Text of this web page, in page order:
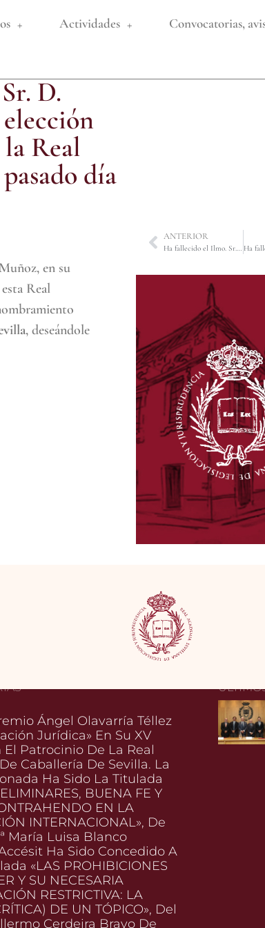
Actividades Convocatorias,
D.
Real
día
en su
Real
, deseándole
ANTERIOR
Ha fallecido el Ilmo. Sr. D. Francisco María Baena Bocanegra, Académico Numerario de esta Real Academia, el día 2 de abril de 2025.
Ángel Olavarría Téllez
Jurídica» En Su XV
El Patrocinio De La Real
Caballería De Sevilla. La
Ha Sido La Titulada
BUENA FE Y
EN LA
INTERNACIONAL», De
María Luisa Blanco
Ha Sido Concedido A
«LAS PROHIBICIONES
Y SU NECESARIA
RESTRICTIVA: LA
DE UN TÓPICO», Del
Cerdeira Bravo De